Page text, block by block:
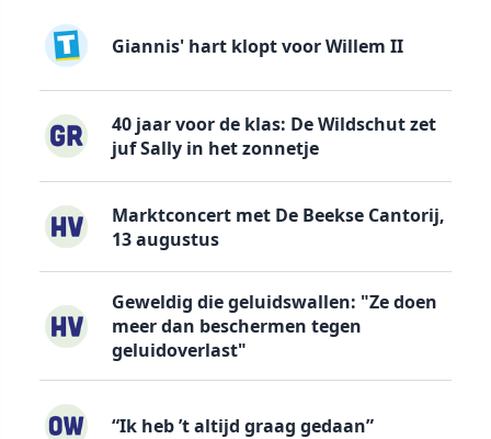
Giannis' hart klopt voor Willem II
40 jaar voor de klas: De Wildschut zet
juf Sally in het zonnetje
Marktconcert met De Beekse Cantorij,
13 augustus
Geweldig die geluidswallen: "Ze doen
meer dan beschermen tegen
geluidoverlast"
“Ik heb ’t altijd graag gedaan”